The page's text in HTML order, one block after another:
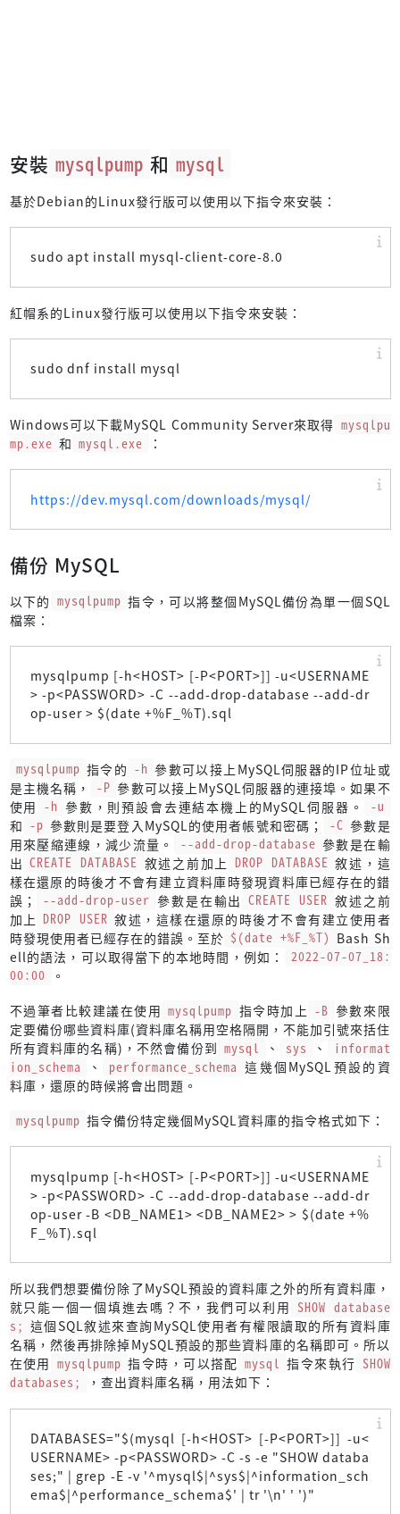
安裝 mysqlpump 和 mysql
基於Debian的Linux發行版可以使用以下指令來安裝：
sudo apt install mysql-client-core-8.0
紅帽系的Linux發行版可以使用以下指令來安裝：
sudo dnf install mysql
Windows可以下載MySQL Community Server來取得 mysqlpu
mp.exe 和 mysql.exe ：
https://dev.mysql.com/downloads/mysql/
備份 MySQL
以下的 mysqlpump 指令，可以將整個MySQL備份為單一個SQL
檔案：
mysqlpump [-h<HOST> [-P<PORT>]] -u<USERNAME
> -p<PASSWORD> -C --add-drop-database --add-dr
op-user > $(date +%F_%T).sql
mysqlpump 指令的 -h 參數可以接上MySQL伺服器的IP位址或
是主機名稱，
-P 參數可以接上MySQL伺服器的連接埠。如果不
使用 -h 參數，則預設會去連結本機上的MySQL伺服器。
-u
和 -p 參數則是要登入MySQL的使用者帳號和密碼； -C 參數是
用來壓縮連線，減少流量。
--add-drop-database 參數是在輸
出 CREATE DATABASE 敘述之前加上 DROP DATABASE 敘述，這
樣在還原的時後才不會有建立資料庫時發現資料庫已經存在的錯
誤；
--add-drop-user 參數是在輸出 CREATE USER 敘述之前
加上 DROP USER 敘述，這樣在還原的時後才不會有建立使用者
時發現使用者已經存在的錯誤。至於 $(date +%F_%T) Bash Sh
ell的語法，可以取得當下的本地時間，例如：
2022-07-07_18:
00:00
。
不過筆者比較建議在使用 mysqlpump 指令時加上 -B 參數來限
定要備份哪些資料庫(資料庫名稱用空格隔開，不能加引號來括住
所有資料庫的名稱)，不然會備份到 mysql 、 sys 、
informat
ion_schema
、 performance_schema 這幾個MySQL預設的資
料庫，還原的時候將會出問題。
mysqlpump 指令備份特定幾個MySQL資料庫的指令格式如下：
mysqlpump [-h<HOST> [-P<PORT>]] -u<USERNAME
> -p<PASSWORD> -C --add-drop-database --add-dr
op-user -B <DB_NAME1> <DB_NAME2> > $(date +%
F_%T).sql
所以我們想要備份除了MySQL預設的資料庫之外的所有資料庫，
就只能一個一個填進去嗎？不，我們可以利用 SHOW database
s; 這個SQL敘述來查詢MySQL使用者有權限讀取的所有資料庫
名稱，然後再排除掉MySQL預設的那些資料庫的名稱即可。所以
在使用 mysqlpump 指令時，可以搭配 mysql 指令來執行 SHOW
databases;
，查出資料庫名稱，用法如下：
DATABASES="$(mysql [-h<HOST> [-P<PORT>]] -u<
USERNAME> -p<PASSWORD> -C -s -e "SHOW databa
ses;" | grep -E -v '^mysql$|^sys$|^information_sch
ema$|^performance_schema$' | tr '\n' ' ')"